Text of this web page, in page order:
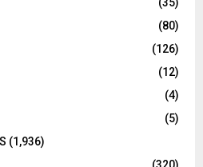
(35)
(80)
(126)
(12)
(4)
(5)
(1,936)